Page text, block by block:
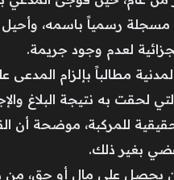
مسجلة رسمياً باسمه، وأحيل
لعدم وجود جريمة.
مطالباً بإلزام المدعى
به نتيجة البلاغ
للمركبة، موضحة أن
بغير ذلك.
من يحصل على مال أو حق،